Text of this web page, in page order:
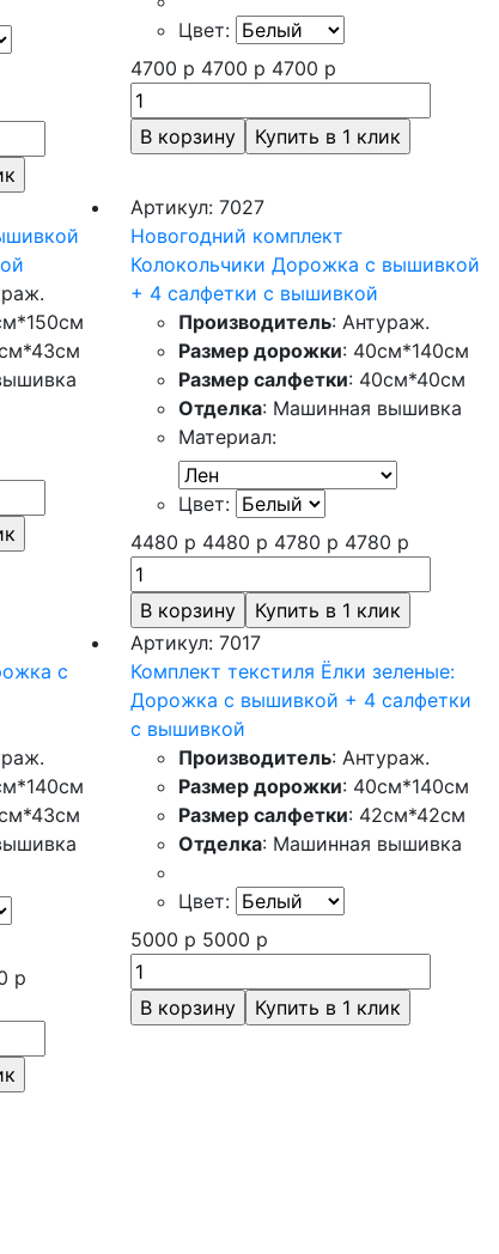
Цвет:
4700 р 4700 р 4700 р
Артикул: 7027
Новогодний комплект
Колокольчики Дорожка с вышивкой
+ 4 салфетки с вышивкой
Производитель: Антураж.
Размер дорожки: 40см*140см
Размер салфетки: 40см*40см
Отделка: Машинная вышивка
Материал:
Цвет:
4480 р 4480 р 4780 р 4780 р
с
р
Артикул: 7017
Комплект текстиля Ёлки зеленые:
Дорожка с вышивкой + 4 салфетки
с вышивкой
Производитель: Антураж.
Размер дорожки: 40см*140см
Размер салфетки: 42см*42см
Отделка: Машинная вышивка
Цвет:
5000 р 5000 р